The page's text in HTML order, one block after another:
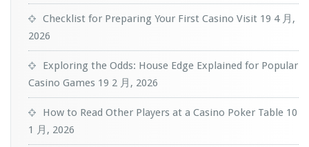
Checklist for Preparing Your First Casino Visit 19 4 月,
2026
Exploring the Odds: House Edge Explained for Popular
Casino Games 19 2 月, 2026
How to Read Other Players at a Casino Poker Table 10
1 月, 2026